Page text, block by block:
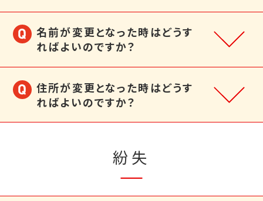
名前が変更となった時はどうす
ればよいのですか？
住所が変更となった時はどうす
ればよいのですか？
紛失